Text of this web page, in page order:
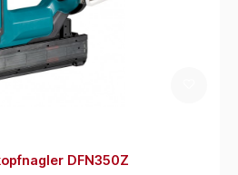
DFN350Z